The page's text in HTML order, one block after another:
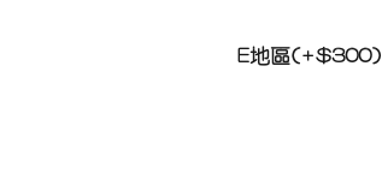
E地區(+$300)